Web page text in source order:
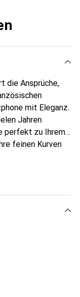
die Ansprüche,
mit Eleganz.
Jahren
perfekt zu Ihrem
feinen Kurven
eine